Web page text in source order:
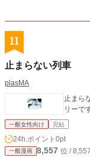
11
止まらない列車
plasMA
止まら
リーで
一般女性向け 完結
24h.ポイント 0pt
一般漫画 8,557 位 /